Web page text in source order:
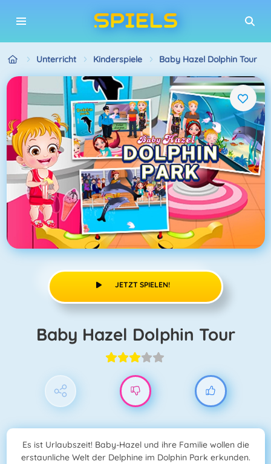
Unterricht Kinderspiele Baby Hazel Dolphin Tour
JETZT SPIELEN!
Baby Hazel Dolphin Tour
Es ist Urlaubszeit! Baby-Hazel und ihre Familie wollen die
erstaunliche Welt der Delphine im Dolphin Park erkunden.